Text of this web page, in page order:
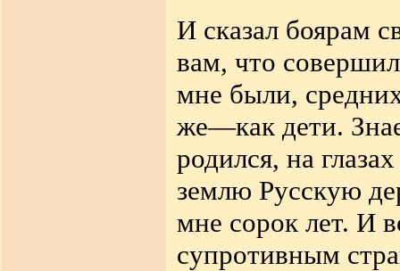
И сказал боярам
вам, что
мне были,
же—как дети.
родился, на
землю Русскую
мне сорок лет. И
супротивным